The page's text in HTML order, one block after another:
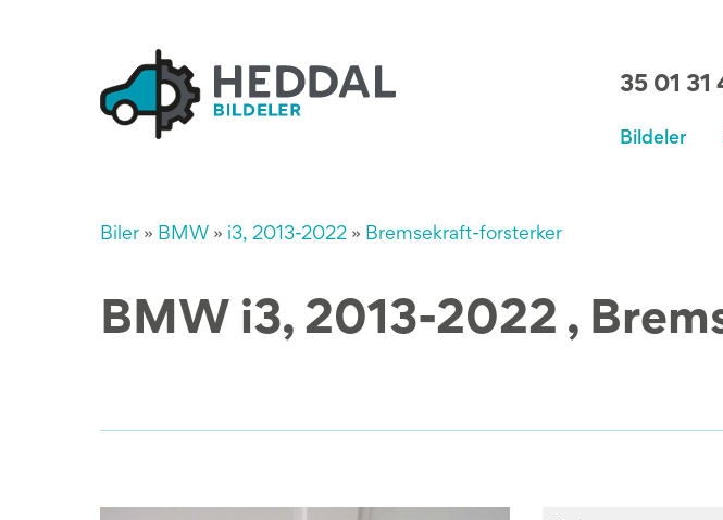
35 01 31
Bildeler
Biler » BMW » i3, 2013-2022 » Bremsekraft-forsterker
BMW i3, 2013-2022 ,